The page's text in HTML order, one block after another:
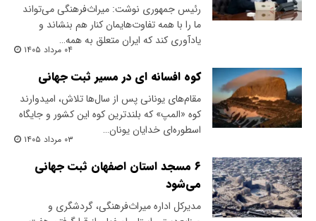
رئیس جمهوری نوشت: میراث‌فرهنگی می‌تواند
ما را با همه تفاوت‌هایمان کنار هم بنشاند و
یادآوری کند که ایران متعلق به همه…
۰۴ مرداد ۱۴۰۵
کوه افسانه ای در مسیر ثبت جهانی
مقام‌های یونانی پس از سال‌ها تلاش، امیدوارند
کوه «المپ» که بلندترین کوه این کشور و جایگاه
اسطوره‌ای خدایان یونان…
۰۳ مرداد ۱۴۰۵
۶ مسجد استان اصفهان ثبت جهانی
می‌شود
مدیرکل اداره میراث‌فرهنگی، گردشگری و